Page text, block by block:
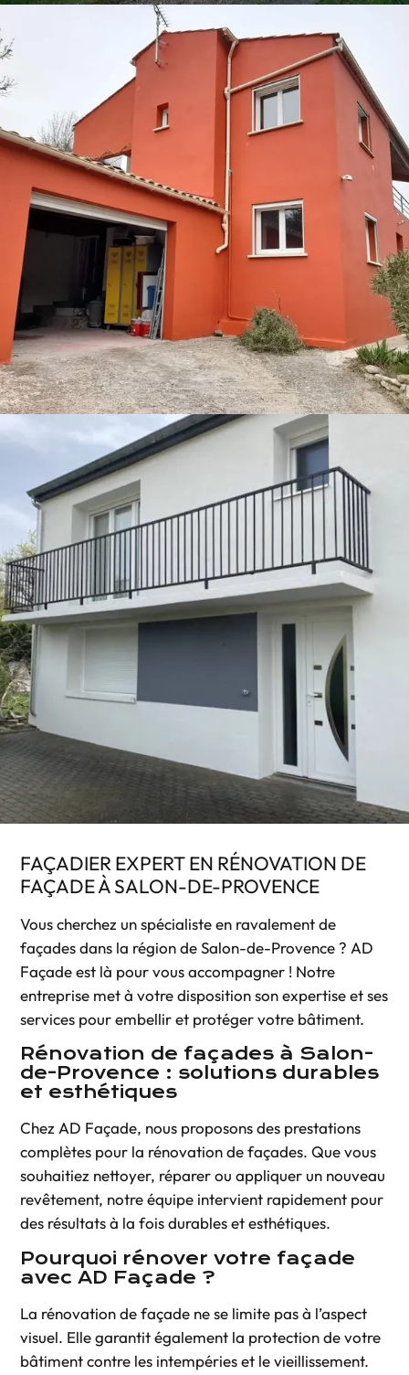
FAÇADIER EXPERT EN RÉNOVATION DE
FAÇADE À SALON-DE-PROVENCE
Vous cherchez un spécialiste en ravalement de
façades dans la région de Salon-de-Provence ? AD
Façade est là pour vous accompagner ! Notre
entreprise met à votre disposition son expertise et ses
services pour embellir et protéger votre bâtiment.
Rénovation de façades à Salon-
de-Provence : solutions durables
et esthétiques
Chez AD Façade, nous proposons des prestations
complètes pour la rénovation de façades. Que vous
souhaitiez nettoyer, réparer ou appliquer un nouveau
revêtement, notre équipe intervient rapidement pour
des résultats à la fois durables et esthétiques.
Pourquoi rénover votre façade
avec AD Façade ?
La rénovation de façade ne se limite pas à l’aspect
visuel. Elle garantit également la protection de votre
bâtiment contre les intempéries et le vieillissement.